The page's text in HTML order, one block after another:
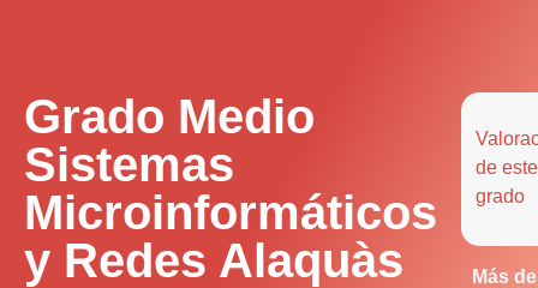
Grado Medio
Sistemas
Microinformáticos
y Redes Alaquàs
de este
grado
Más